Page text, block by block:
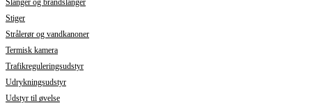
Slanger og brandslanger
Stiger
Strålerør og vandkanoner
Termisk kamera
Trafikreguleringsudstyr
Udrykningsudstyr
Udstyr til øvelse